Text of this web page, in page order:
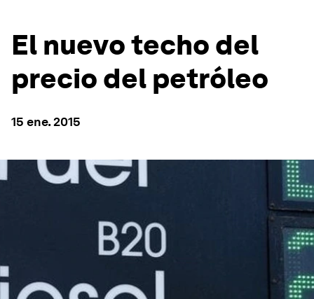
El nuevo techo del
precio del petróleo
15 ene. 2015